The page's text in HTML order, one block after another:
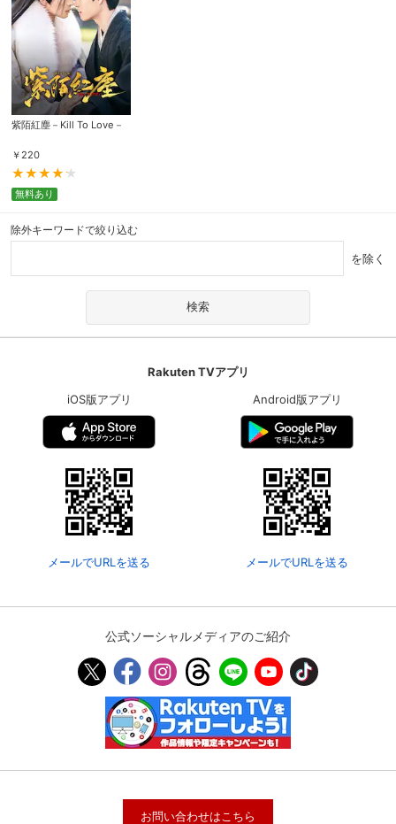
紫陌紅塵－Kill To Love－
￥ 220
無料あり
除外キーワードで絞り込む
を除く
Rakuten TVアプリ
iOS版アプリ
メールでURLを送る
Android版アプリ
メールでURLを送る
公式ソーシャルメディアのご紹介
お問い合わせはこちら